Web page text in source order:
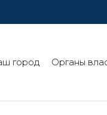
город Органы